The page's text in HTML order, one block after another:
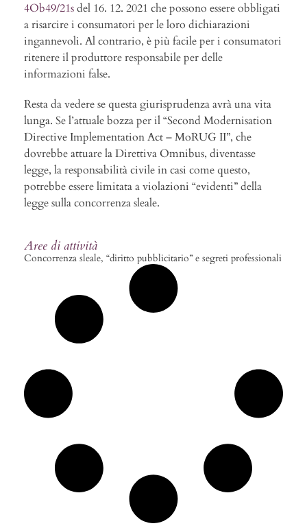
4Ob49/21sdel 16. 12. 2021 che possono essere obbligati
a risarcire i consumatori per le loro dichiarazioni
ingannevoli. Al contrario, è più facile per i consumatori
ritenere il produttore responsabile per delle
informazioni false.
Resta da vedere se questa giurisprudenza avrà una vita
lunga. Se l’attuale bozza per il “Second Modernisation
Directive Implementation Act – MoRUG II”, che
dovrebbe attuare la Direttiva Omnibus, diventasse
legge, la responsabilità civile in casi come questo,
potrebbe essere limitata a violazioni “evidenti” della
legge sulla concorrenza sleale.
Aree di attività
Concorrenza sleale, “diritto pubblicitario” e segreti professionali